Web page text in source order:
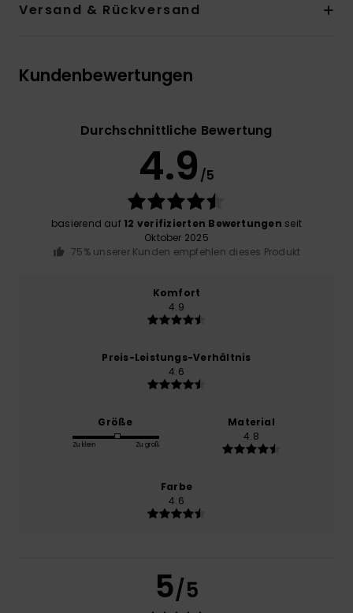
Versand & Rückversand
Kundenbewertungen
Durchschnittliche Bewertung
4.9 /5
basierend auf 12 verifizierten Bewertungen seit
Oktober 2025
75% unserer Kunden empfehlen dieses Produkt
Komfort
4.9
Preis-Leistungs-Verhältnis
4.6
Größe
Zu klein Zu groß
Material
4.8
Farbe
4.6
5/5